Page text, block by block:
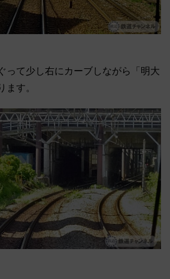
って少し右にカーブしながら「明大
ます。